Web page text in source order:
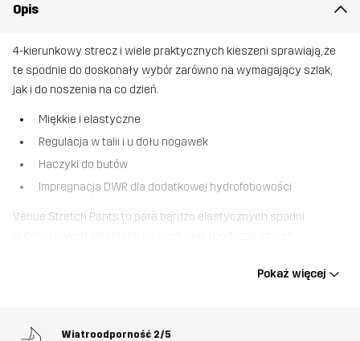
Opis
4-kierunkowy strecz i wiele praktycznych kieszeni sprawiają, że
te spodnie do doskonały wybór zarówno na wymagający szlak,
jak i do noszenia na co dzień.
Miękkie i elastyczne
Regulacja w talii i u dołu nogawek
Haczyki do butów
Impregnacja DWR dla dodatkowej hydrofobowości
Venue Stretch Pants to para bardzo elastycznych spodni
Spodnie wykonane są w większości z materiału pochodzącego z
regulacja na rzepy Velcro, a u dołu nogawek regulacja sznurkiem
Pokaż więcej
Wiatroodporność 2/5